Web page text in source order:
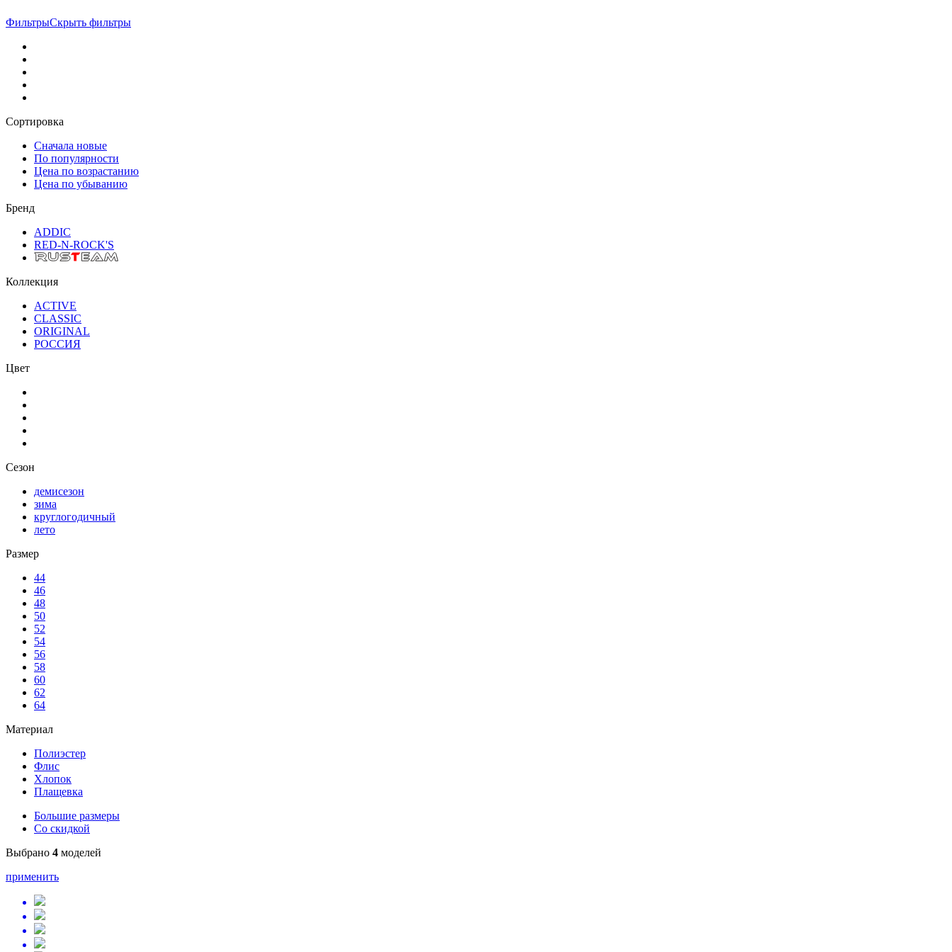
ФильтрыСкрыть фильтры
Сортировка
Сначала новые
По популярности
Цена по возрастанию
Цена по убыванию
Бренд
ADDIC
RED-N-ROCK'S
Коллекция
ACTIVE
CLASSIC
ORIGINAL
РОССИЯ
Цвет
Сезон
демисезон
зима
круглогодичный
лето
Размер
44
46
48
50
52
54
56
58
60
62
64
Материал
Полиэстер
Флис
Хлопок
Плащевка
Большие размеры
Со скидкой
Выбрано 4 моделей
применить